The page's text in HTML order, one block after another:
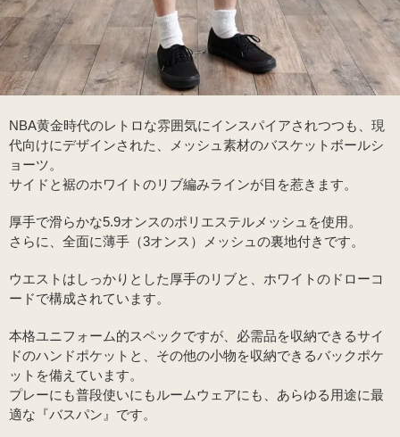
NBA黄金時代のレトロな雰囲気にインスパイアされつつも、現
代向けにデザインされた、メッシュ素材のバスケットボールシ
ョーツ。
サイドと裾のホワイトのリブ編みラインが目を惹きます。
厚手で滑らかな5.9オンスのポリエステルメッシュを使用。
さらに、全面に薄手（3オンス）メッシュの裏地付きです。
ウエストはしっかりとした厚手のリブと、ホワイトのドローコ
ードで構成されています。
本格ユニフォーム的スペックですが、必需品を収納できるサイ
ドのハンドポケットと、その他の小物を収納できるバックポケ
ットを備えています。
プレーにも普段使いにもルームウェアにも、あらゆる用途に最
適な『バスパン』です。